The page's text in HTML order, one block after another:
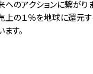
へのアクションに繋が
上の１％を地球に還元
ます。